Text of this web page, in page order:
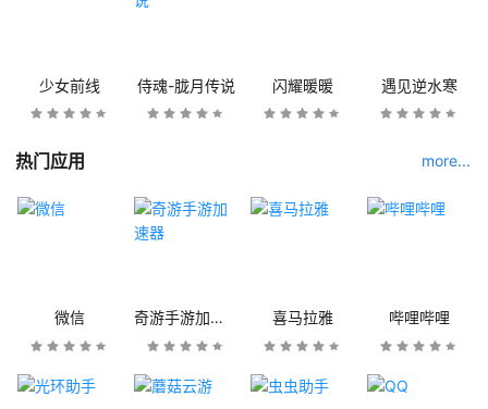
少女前线 侍魂-胧月传说 闪耀暖暖 遇见逆水寒
热门应用 more...
微信 奇游手游加速器 喜马拉雅 哔哩哔哩